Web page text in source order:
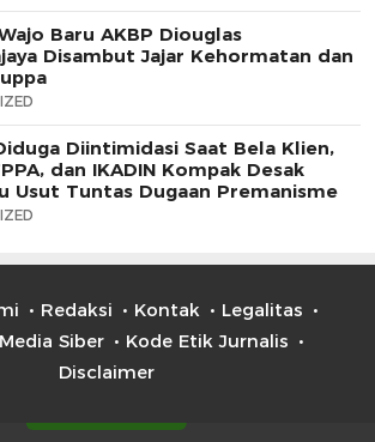
Baru AKBP Diouglas
Disambut Jajar Kehormatan dan
Diintimidasi Saat Bela Klien,
dan IKADIN Kompak Desak
Usut Tuntas Dugaan Premanisme
Redaksi Kontak
Legalitas
Siber
Kode Etik Jurnalis
Disclaimer